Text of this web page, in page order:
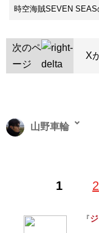
時空海賊SEVEN SEAS
次のペ
ージ
X
1 2
山野車輪
年生まれ。『マンガ嫌
『ジャパメタの逆襲』
『